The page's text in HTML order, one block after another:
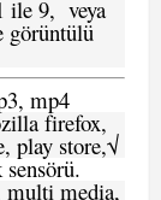
ile 9, veya
görüntülü
mp4
firefox,
play store,√
multi media,